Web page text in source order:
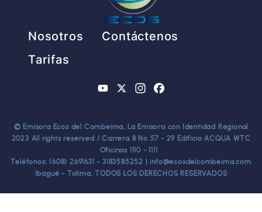
Pie de página
Nosotros
Contáctenos
Tarifas
YouTube
X Instagram
© Emisora Ecos del Combeima, La Emisora con Identidad Regional
2023 All rights reserved / Carrera 8 No 57 - 29 Edificio ACQUA WTC
Oficinas 1110 - 1111
Teléfonos: (608) 2691631 - 3183585252 | info@ecosdelcombeima.com
Ibagué - Tolima. TODOS LOS DERECHOS RESERVADOS